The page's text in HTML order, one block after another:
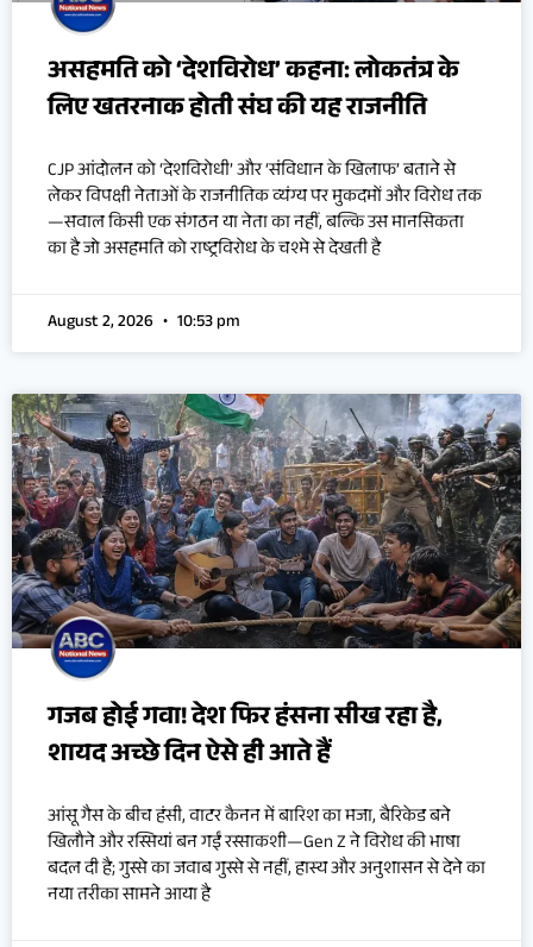
असहमति को ‘देशविरोध’ कहना: लोकतंत्र के
लिए खतरनाक होती संघ की यह राजनीति
CJP आंदोलन को ‘देशविरोधी’ और ‘संविधान के खिलाफ’ बताने से
लेकर विपक्षी नेताओं के राजनीतिक व्यंग्य पर मुकदमों और विरोध तक
—सवाल किसी एक संगठन या नेता का नहीं, बल्कि उस मानसिकता
का है जो असहमति को राष्ट्रविरोध के चश्मे से देखती है
August 2, 2026 10:53 pm
गजब होई गवा! देश फिर हंसना सीख रहा है,
शायद अच्छे दिन ऐसे ही आते हैं
आंसू गैस के बीच हंसी, वाटर कैनन में बारिश का मजा, बैरिकेड बने
खिलौने और रस्सियां बन गईं रस्साकशी—Gen Z ने विरोध की भाषा
बदल दी है; गुस्से का जवाब गुस्से से नहीं, हास्य और अनुशासन से देने का
नया तरीका सामने आया है